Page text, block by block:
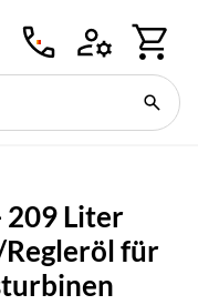
209 Liter
für